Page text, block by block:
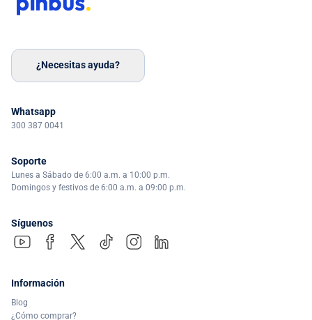
¿Necesitas ayuda?
Whatsapp
300 387 0041
Soporte
Lunes a Sábado de 6:00 a.m. a 10:00 p.m.
Domingos y festivos de 6:00 a.m. a 09:00 p.m.
Síguenos
Información
Blog
¿Cómo comprar?